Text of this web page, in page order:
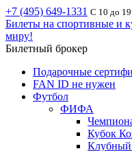
+7 (495) 649-1331 С 10 до
Билеты на спортивные и
миру!
Билетный брокер
Подарочные
FAN ID не нужен
Футбол
ФИФА
Кубок
Клубный